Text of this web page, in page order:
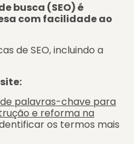
busca (SEO) é
com facilidade ao
de SEO, incluindo a
de palavras-chave para
e reforma na
os termos mais